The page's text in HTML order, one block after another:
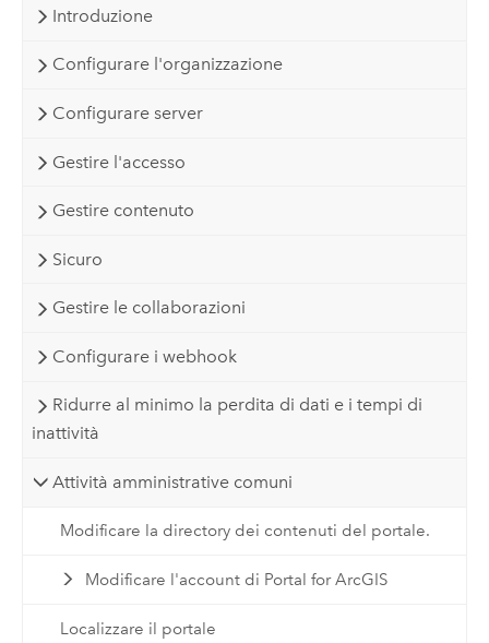
Introduzione
Configurare l'organizzazione
Configurare server
Gestire l'accesso
Gestire contenuto
Sicuro
Gestire le collaborazioni
Configurare i webhook
Ridurre al minimo la perdita di dati e i tempi di
inattività
Attività amministrative comuni
Modificare la directory dei contenuti del portale.
Modificare l'account di Portal for ArcGIS
Localizzare il portale